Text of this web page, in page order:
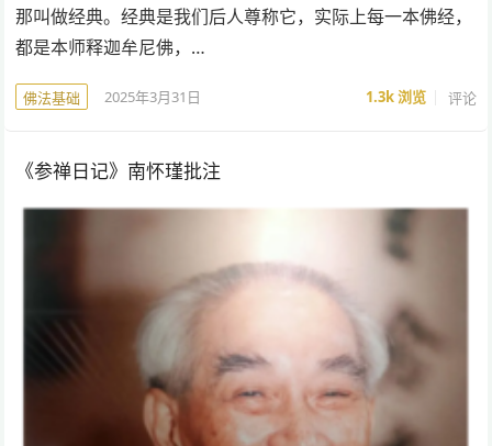
那叫做经典。经典是我们后人尊称它，实际上每一本佛经，
都是本师释迦牟尼佛，…
佛法基础 2025年3月31日 1.3k浏览 评论
《参禅日记》南怀瑾批注